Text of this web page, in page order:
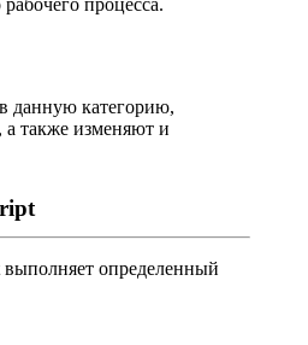
процесса.
данную категорию,
также изменяют и
выполняет определенный